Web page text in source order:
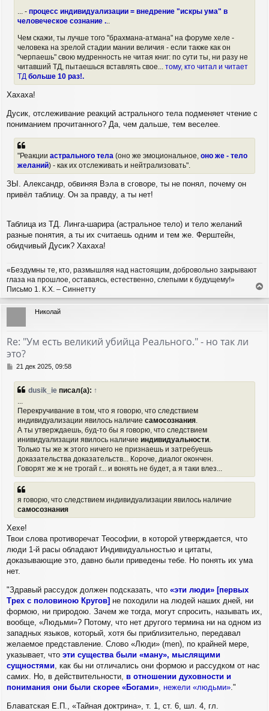
... - процесс индивидуализации = внедрение "искры ума" в
человеческое сознание ...
Чем скажи, ты лучше того "брахмана-атмана" на форуме хеле -
человека на зрелой стадии мании величия - если также как он
"черпаешь" свою мудренность не читая книг: по сути ты, ни разу не
читавший ТД, пытаешься вставлять свое... тому, кто читал и читает
ТД больше 10 раз!.
Хахаха!
Дусик, отслеживание реакций астрального тела подменяет чтение с
пониманием прочитанного? Да, чем дальше, тем веселее.
"Реакции астрального тела (оно же эмоциональное, оно же - тело
желаний) - как их отслеживать и нейтрализовать".
ЗЫ. Александр, обвиняя Вэла в сговоре, ты не понял, почему он
привёл таблицу. Он за правду, а ты нет!
Таблица из ТД. Линга-шарира (астральное тело) и тело желаний
разные понятия, а ты их считаешь одним и тем же. Ферштейн,
обидчивый Дусик? Хахаха!
«Бездумны те, кто, размышляя над настоящим, добровольно закрывают
глаза на прошлое, оставаясь, естественно, слепыми к будущему!»
Письмо 1. К.Х. – Синнетту
р
Николай
Re: "Ум есть великий убийца Реального." - но так ли
это?
С
о
щ
21 дек 2025, 09:58
dusik_ie писал(а): ↑
Перекручивание в том, что я говорю, что следствием
индивидуализации явилось наличие самосознания
А ты утверждаешь, буд-то бы я говорю, что следствием
инивидуализации явилось наличие индивидуальности
Только ты же ж этого ничего не признаешь и затребуешь
доказательства доказательств... Короче, диалог окончен.
Говорят же ж не трогай г... и вонять не будет, а я таки влез...
я говорю, что следствием индивидуализации явилось наличие
самосознания
Хехе!
Твои слова противоречат Теософии, в которой утверждается, что
люди 1-й расы обладают Индивидуальностью и цитаты,
доказывающие это, давно были приведены тебе. Но понять их ума
нет.
"Здравый рассудок должен подсказать, что «эти люди» [первых
Трех с половиною Кругов] не походили на людей наших дней, ни
формою, ни природою. Зачем же тогда, могут спросить, называть их,
вообще, «Людьми»? Потому, что нет другого термина ни на одном из
западных языков, который, хотя бы приблизительно, передавал
желаемое представление. Слово «Люди» (men), по крайней мере,
указывает, что эти существа были «ману», мыслящими
сущностями , как бы ни отличались они формою и рассудком от нас
самих. Но, в действительности, в отношении духовности и
понимания они были скорее «Богами» , нежели «людьми» ."
Блаватская Е.П., «Тайная доктрина», т. 1, ст. 6, шл. 4, гл.